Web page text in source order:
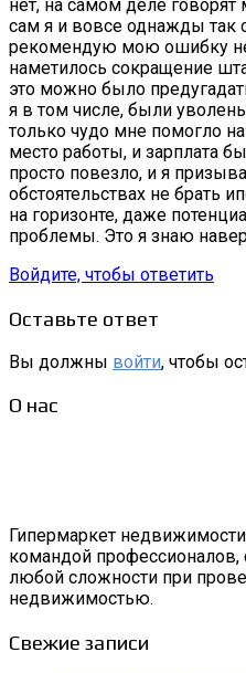
нет, на самом деле
сам я и вовсе однажды так
рекомендую мою ошибку
наметилось сокращение
это можно было
я в том числе, были
только чудо мне помогло
место работы, и зарплата
просто повезло, и я
обстоятельствах не брать
на горизонте, даже
проблемы. Это я знаю
Войдите, чтобы ответить
Оставьте ответ
Вы должны войти, чтобы
О нас
Гипермаркет
командой профессионалов,
любой сложности при
недвижимостью.
Свежие записи